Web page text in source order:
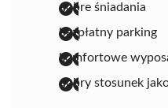
dobre śniadania
bezpłatny parking
komfortowe
dobry stosunek